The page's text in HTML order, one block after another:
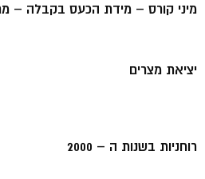
מיני קורס – מידת הכעס בקבלה –
יציאת מצרים
רוחניות בשנות ה – 2000